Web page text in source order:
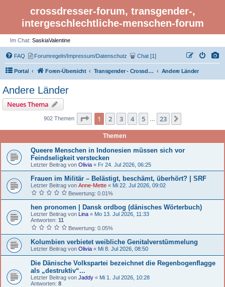
crossdresser-forum, transgender-,
intergeschlechtliche-menschen-forum
Im Chat: SaskiaValentine
FAQ Forumregeln/Impressum/Datenschutz Chat [1]
Portal Foren-Übersicht Transgender - Crossdresser-Forum Andere Länder
Andere Länder
Neues Thema
902 Themen Seite 1 von 23
1 2 3 4 5 23
Themen
Queere Menschen in Indonesien müssen sich vor
Feindseligkeit verstecken
Letzter Beitrag von Olivia « Fr 24. Jul 2026, 06:25
Frauen im Militär – Belästigt, beschämt, überhört? | SRF
Letzter Beitrag von Anne-Mette « Mi 22. Jul 2026, 09:02
Bewertung: 0.01%
hen pronomen | Dansk ordbog (dänisches Wörterbuch)
Letzter Beitrag von Lina « Mo 13. Jul 2026, 11:33
Antworten: 11
Bewertung: 0.05%
Kolumbien verbietet weibliche Genitalverstümmelung
Letzter Beitrag von Olivia « Mi 8. Jul 2026, 08:50
Die Dänische Volkspartei bezeichnet die Regenbogenflagge
als „destruktiv“...
Letzter Beitrag von Jaddy « Mi 1. Jul 2026, 10:28
Antworten: 8